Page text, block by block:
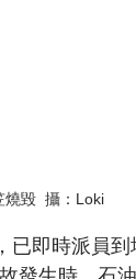
燒毀  攝：Loki
即時派員